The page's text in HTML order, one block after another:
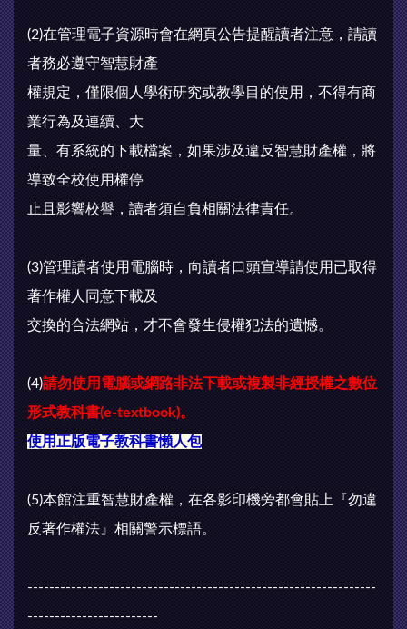
(2)在管理電子資源時會在網頁公告提醒讀者注意，請讀
者務必遵守智慧財產
權規定，僅限個人學術研究或教學目的使用，不得有商
業行為及連續、大
量、有系統的下載檔案，如果涉及違反智慧財產權，將
導致全校使用權停
止且影響校譽，讀者須自負相關法律責任。
(3)管理讀者使用電腦時，向讀者口頭宣導請使用已取得
著作權人同意下載及
交換的合法網站，才不會發生侵權犯法的遺憾。
(4)請勿使用電腦或網路非法下載或複製非經授權之數位
形式教科書(e-textbook)。
使用正版電子教科書懶人包
(5)本館注重智慧財產權，在各影印機旁都會貼上『勿違
反著作權法』相關警示標語。
----------------------------------------------------------------
------------------------